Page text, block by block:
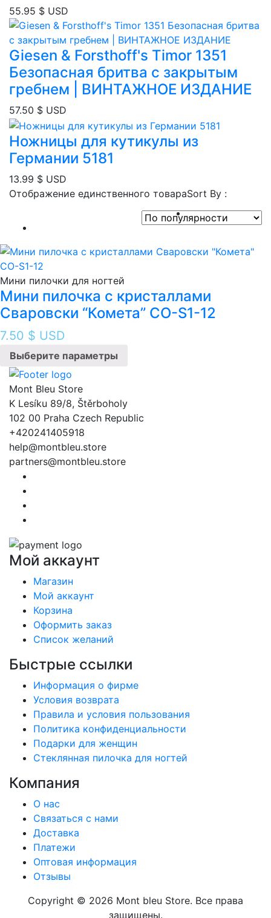
55.95 $ USD
Giesen & Forsthoff's Timor 1351
Безопасная бритва с закрытым
гребнем | ВИНТАЖНОЕ ИЗДАНИЕ
57.50 $ USD
Ножницы для кутикулы из
Германии 5181
13.99 $ USD
Отображение единственного товараSort By :
Мини пилочки для ногтей
Мини пилочка с кристаллами
Сваровски “Комета” CO-S1-12
7.50 $ USD
Выберите параметры
Mont Bleu Store
K Lesíku 89/8, Štěrboholy
102 00 Praha Czech Republic
+420241405918
help@montbleu.store
partners@montbleu.store
Мой аккаунт
Магазин
Мой аккаунт
Корзина
Оформить заказ
Список желаний
Быстрые ссылки
Информация о фирме
Условия возврата
Правила и условия пользования
Политика конфиденциальности
Подарки для женщин
Стеклянная пилочка для ногтей
Компания
О нас
Связаться с нами
Доставка
Платежи
Оптовая информация
Отзывы
Copyright © 2026 Mont bleu Store. Все права
защищены.